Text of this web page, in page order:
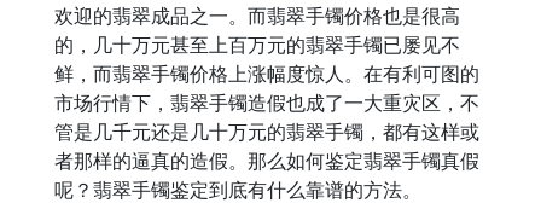
欢迎的翡翠成品之一。而翡翠手镯价格也是很高
的，几十万元甚至上百万元的翡翠手镯已屡见不
鲜，而翡翠手镯价格上涨幅度惊人。在有利可图的
市场行情下，翡翠手镯造假也成了一大重灾区，不
管是几千元还是几十万元的翡翠手镯，都有这样或
者那样的逼真的造假。那么如何鉴定翡翠手镯真假
呢？翡翠手镯鉴定到底有什么靠谱的方法。